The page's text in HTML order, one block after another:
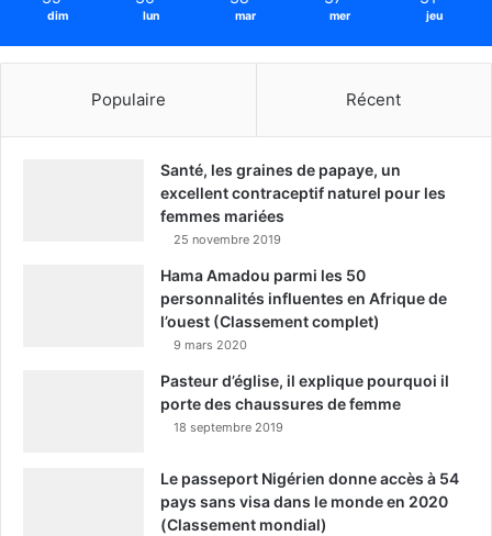
dim lun mar mer jeu
Populaire Récent
Santé, les graines de papaye, un
excellent contraceptif naturel pour les
femmes mariées
25 novembre 2019
Hama Amadou parmi les 50
personnalités influentes en Afrique de
l’ouest (Classement complet)
9 mars 2020
Pasteur d’église, il explique pourquoi il
porte des chaussures de femme
18 septembre 2019
Le passeport Nigérien donne accès à 54
pays sans visa dans le monde en 2020
(Classement mondial)